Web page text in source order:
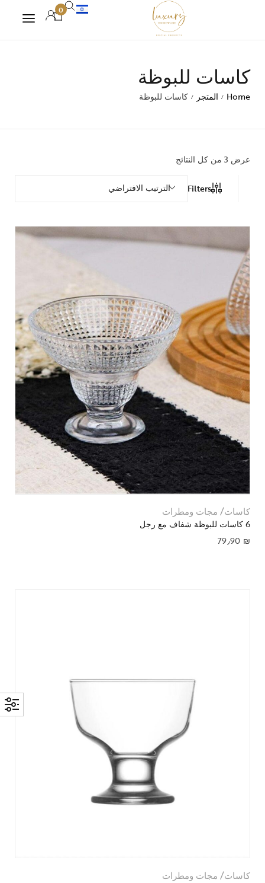
0
كاسات للبوظة
Home
/ المتجر / كاسات للبوظة
عرض ⁦3⁩ من كل النتائج
Filters الترتيب الافتراضي
كاسات/ مجات ومطرات
6 كاسات للبوظة شفاف مع رجل
79٫90 ₪
كاسات/ مجات ومطرات